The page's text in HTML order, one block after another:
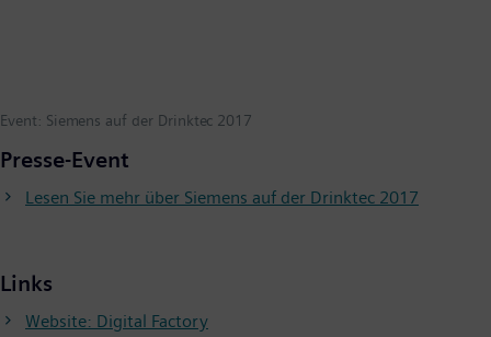
Event: Siemens auf der Drinktec 2017
Presse-Event
Lesen Sie mehr über Siemens auf der Drinktec 2017
Links
Website: Digital Factory